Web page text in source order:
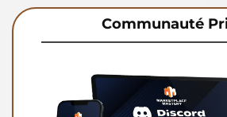
Communauté